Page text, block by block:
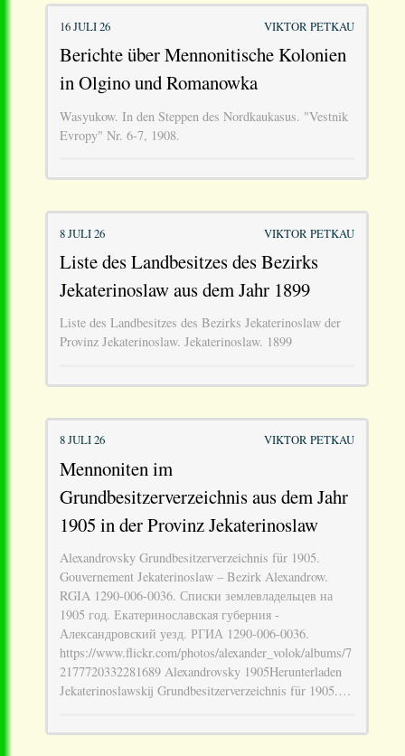
16 JULI 26 VIKTOR PETKAU
Berichte über Mennonitische Kolonien
in Olgino und Romanowka
Wasyukow. In den Steppen des Nordkaukasus. "Vestnik
Evropy" Nr. 6-7, 1908.
8 JULI 26 VIKTOR PETKAU
Liste des Landbesitzes des Bezirks
Jekaterinoslaw aus dem Jahr 1899
Liste des Landbesitzes des Bezirks Jekaterinoslaw der
Provinz Jekaterinoslaw. Jekaterinoslaw. 1899
8 JULI 26 VIKTOR PETKAU
Mennoniten im
Grundbesitzerverzeichnis aus dem Jahr
1905 in der Provinz Jekaterinoslaw
Alexandrovsky Grundbesitzerverzeichnis für 1905.
Gouvernement Jekaterinoslaw – Bezirk Alexandrow.
RGIA 1290-006-0036. Списки землевладельцев на
1905 год. Екатеринославская губерния -
Александровский уезд. РГИА 1290-006-0036.
https://www.flickr.com/photos/alexander_volok/albums/7
2177720332281689 Alexandrovsky 1905Herunterladen
Jekaterinoslawskij Grundbesitzerverzeichnis für 1905.…